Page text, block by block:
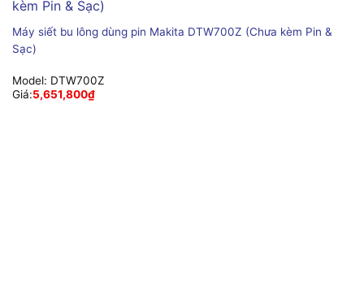
Máy siết bu lông dùng pin Makita DTW700Z (Chưa kèm Pin &
Sạc)
Model: DTW700Z
Giá:5,651,800₫